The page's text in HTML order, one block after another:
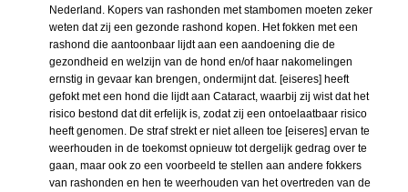
Nederland. Kopers van rashonden met stambomen moeten zeker
weten dat zij een gezonde rashond kopen. Het fokken met een
rashond die aantoonbaar lijdt aan een aandoening die de
gezondheid en welzijn van de hond en/of haar nakomelingen
ernstig in gevaar kan brengen, ondermijnt dat. [eiseres] heeft
gefokt met een hond die lijdt aan Cataract, waarbij zij wist dat het
risico bestond dat dit erfelijk is, zodat zij een ontoelaatbaar risico
heeft genomen. De straf strekt er niet alleen toe [eiseres] ervan te
weerhouden in de toekomst opnieuw tot dergelijk gedrag over te
gaan, maar ook zo een voorbeeld te stellen aan andere fokkers
van rashonden en hen te weerhouden van het overtreden van de